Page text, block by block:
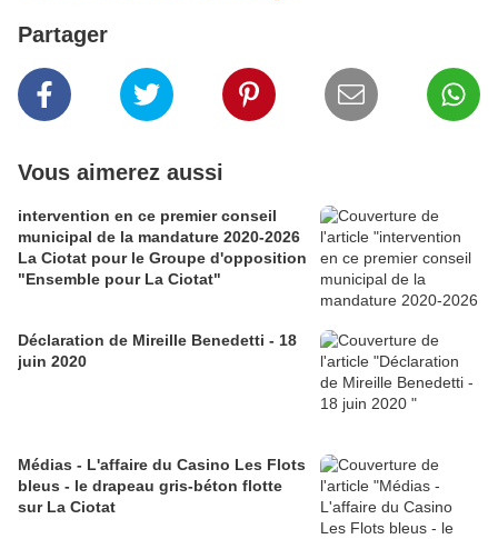
Partager
Vous aimerez aussi
intervention en ce premier conseil
municipal de la mandature 2020-2026
La Ciotat pour le Groupe d'opposition
"Ensemble pour La Ciotat"
Déclaration de Mireille Benedetti - 18
juin 2020
Médias - L'affaire du Casino Les Flots
bleus - le drapeau gris-béton flotte
sur La Ciotat